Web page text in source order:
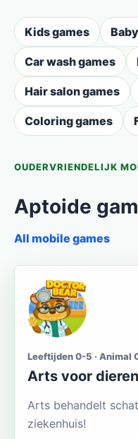
Kids games
Car wash games
Hair salon games
Coloring games
OUDERVRIENDELIJK
Aptoide
All mobile games
Leeftijden 0-5 · Animal
Arts voor dieren
Arts behandelt
ziekenhuis!